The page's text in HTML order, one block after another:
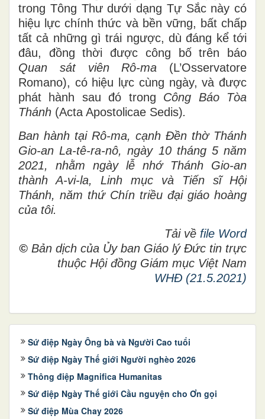
trong Tông Thư dưới dạng Tự Sắc này có
hiệu lực chính thức và bền vững, bất chấp
tất cả những gì trái ngược, dù đáng kể tới
đâu, đồng thời được công bố trên báo
Quan sát viên Rô-ma (L’Osservatore
Romano), có hiệu lực cùng ngày, và được
phát hành sau đó trong Công Báo
Tòa
Thánh (Acta Apostolicae Sedis).
Ban hành tại Rô-ma, cạnh Đền thờ Thánh
Gio-an La-tê-ra-nô, ngày 10 tháng 5 năm
2021, nhằm ngày lễ nhớ Thánh Gio-an
thành A-vi-la, Linh mục và Tiến sĩ Hội
Thánh, năm thứ Chín triều đại giáo hoàng
của tôi.
Tải về file Word
© Bản dịch của Ủy ban Giáo lý Đức tin trực
thuộc Hội đồng Giám mục Việt Nam
WHĐ (21.5.2021)
Sứ điệp Ngày Ông bà và Người Cao tuổi
Sứ điệp Ngày Thế giới Người nghèo 2026
Thông điệp Magnifica Humanitas
Sứ điệp Ngày Thế giới Cầu nguyện cho Ơn gọi
Sứ điệp Mùa Chay 2026